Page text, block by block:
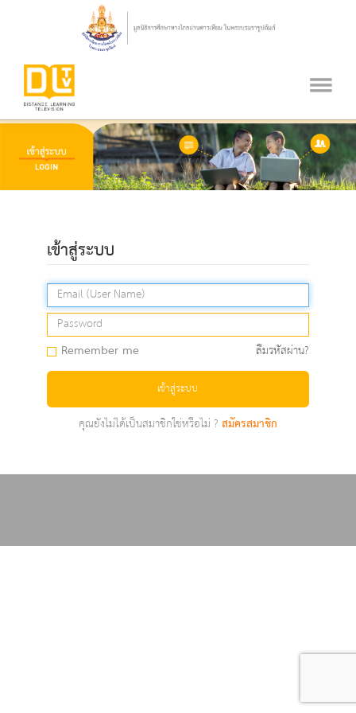
เข้าสู่ระบบ
Remember me ลืมรหัสผ่าน?
เข้าสู่ระบบ
คุณยังไม่ได้เป็นสมาชิกใช่หรือไม่ ?สมัครสมาชิก